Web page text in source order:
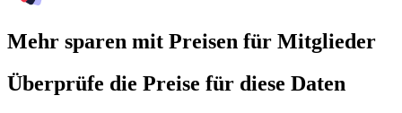
Mehr sparen mit Preisen für Mitglieder
Überprüfe die Preise für diese Daten